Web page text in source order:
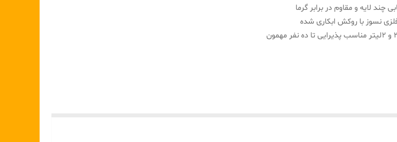
چند لایه و مقاوم در برابر گرما
نسوز با روکش ابکاری شده